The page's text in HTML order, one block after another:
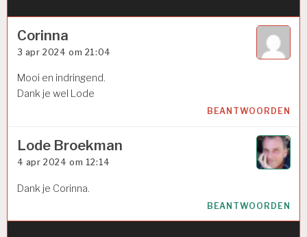
Corinna
3 apr 2024 om 21:04
Mooi en indringend.
Dank je wel Lode
BEANTWOORDEN
Lode Broekman
4 apr 2024 om 12:14
Dank je Corinna.
BEANTWOORDEN